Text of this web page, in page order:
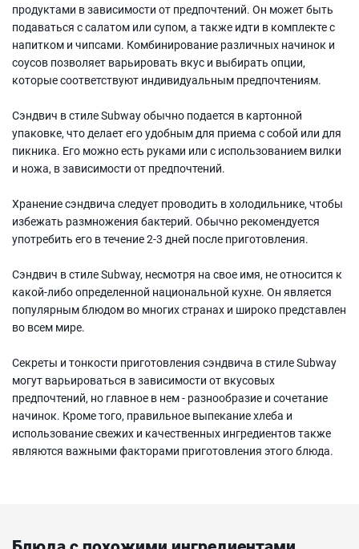
продуктами в зависимости от предпочтений. Он может быть
подаваться с салатом или супом, а также идти в комплекте с
напитком и чипсами. Комбинирование различных начинок и
соусов позволяет варьировать вкус и выбирать опции,
которые соответствуют индивидуальным предпочтениям.
Сэндвич в стиле Subway обычно подается в картонной
упаковке, что делает его удобным для приема с собой или для
пикника. Его можно есть руками или с использованием вилки
и ножа, в зависимости от предпочтений.
Хранение сэндвича следует проводить в холодильнике, чтобы
избежать размножения бактерий. Обычно рекомендуется
употребить его в течение 2-3 дней после приготовления.
Сэндвич в стиле Subway, несмотря на свое имя, не относится к
какой-либо определенной национальной кухне. Он является
популярным блюдом во многих странах и широко представлен
во всем мире.
Секреты и тонкости приготовления сэндвича в стиле Subway
могут варьироваться в зависимости от вкусовых
предпочтений, но главное в нем - разнообразие и сочетание
начинок. Кроме того, правильное выпекание хлеба и
использование свежих и качественных ингредиентов также
являются важными факторами приготовления этого блюда.